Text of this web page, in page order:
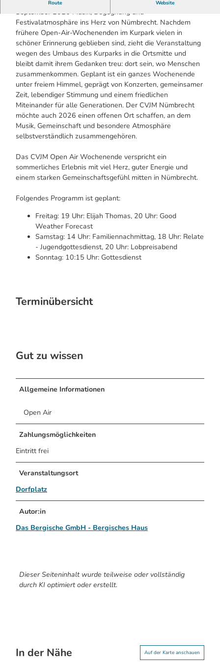
Route Website
Das CVJM Open Air Wochenende bringt vom 11. bis 13.
September 2026 Musik, Begegnung und
Festivalatmosphäre ins Herz von Nümbrecht. Nachdem
frühere Open-Air-Wochenenden im Kurpark vielen in
schöner Erinnerung geblieben sind, zieht die Veranstaltung
wegen des Umbaus des Kurparks in die Ortsmitte und
bleibt damit ihrem Gedanken treu: dort sein, wo Menschen
zusammenkommen. Geplant ist ein ganzes Wochenende
unter freiem Himmel, geprägt von Konzerten, gemeinsamer
Zeit, lebendiger Stimmung und einem friedlichen
Miteinander für alle Generationen. Der CVJM Nümbrecht
möchte auch 2026 einen offenen Ort schaffen, an dem
Musik, Gemeinschaft und besondere Atmosphäre
selbstverständlich zusammengehören.
Das CVJM Open Air Wochenende verspricht ein
sommerliches Erlebnis mit viel Herz, guter Energie und
einem starken Gemeinschaftsgefühl mitten in Nümbrecht.
Folgendes Programm ist geplant:
Freitag: 19 Uhr: Elijah Thomas, 20 Uhr: Good
Weather Forecast
Samstag: 14 Uhr: Familiennachmittag, 18 Uhr: Relate
- Jugendgottesdienst, 20 Uhr: Lobpreisabend
Sonntag: 10:15 Uhr: Gottesdienst
Terminübersicht
Gut zu wissen
Allgemeine Informationen
Open Air
Zahlungsmöglichkeiten
Eintritt frei
Veranstaltungsort
Dorfplatz
Autor:in
Das Bergische GmbH - Bergisches Haus
Dieser Seiteninhalt wurde teilweise oder vollständig
durch KI optimiert oder erstellt.
In der Nähe Auf der Karte anschauen